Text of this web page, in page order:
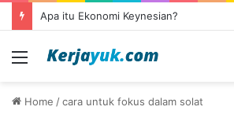
Apa itu Ekonomi Keynesian?
Menu
Home /cara untuk fokus dalam solat